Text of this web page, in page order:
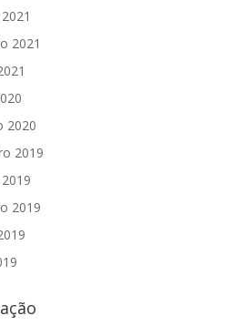
2021
2020
2019
2019